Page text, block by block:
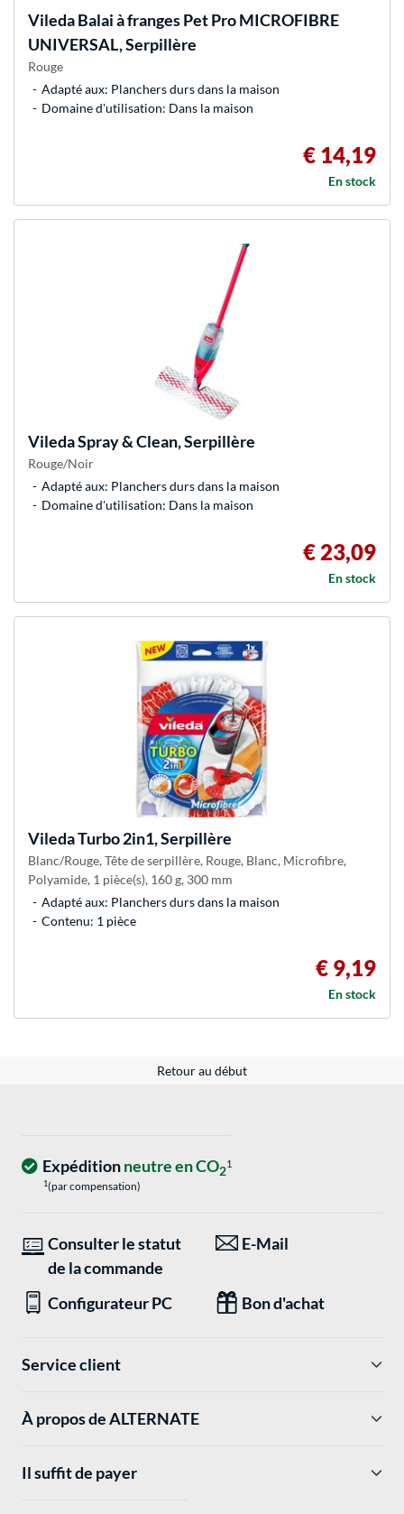
ViledaBalai à franges Pet Pro MICROFIBRE
UNIVERSAL, Serpillère
Rouge
Adapté aux: Planchers durs dans la maison
Domaine d'utilisation: Dans la maison
€ 14,19
En stock
ViledaSpray & Clean, Serpillère
Rouge/Noir
Adapté aux: Planchers durs dans la maison
Domaine d'utilisation: Dans la maison
€ 23,09
En stock
ViledaTurbo 2in1, Serpillère
Blanc/Rouge, Tête de serpillère, Rouge, Blanc, Microfibre,
Polyamide, 1 pièce(s), 160 g, 300 mm
Adapté aux: Planchers durs dans la maison
Contenu: 1 pièce
€ 9,19
En stock
Retour au début
Expéditionneutre en CO21
1(par compensation)
Consulter le statut
de la commande
E-Mail
Configurateur PC Bon d'achat
Service client
À propos de ALTERNATE
Il suffit de payer